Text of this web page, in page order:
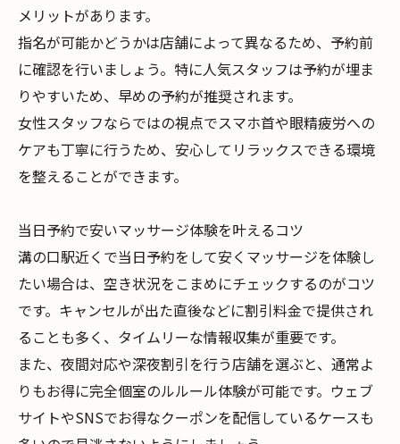
メリットがあります。
指名が可能かどうかは店舗によって異なるため、予約前
に確認を行いましょう。特に人気スタッフは予約が埋ま
りやすいため、早めの予約が推奨されます。
女性スタッフならではの視点でスマホ首や眼精疲労への
ケアも丁寧に行うため、安心してリラックスできる環境
を整えることができます。
当日予約で安いマッサージ体験を叶えるコツ
溝の口駅近くで当日予約をして安くマッサージを体験し
たい場合は、空き状況をこまめにチェックするのがコツ
です。キャンセルが出た直後などに割引料金で提供され
ることも多く、タイムリーな情報収集が重要です。
また、夜間対応や深夜割引を行う店舗を選ぶと、通常よ
りもお得に完全個室のルルール体験が可能です。ウェブ
サイトやSNSでお得なクーポンを配信しているケースも